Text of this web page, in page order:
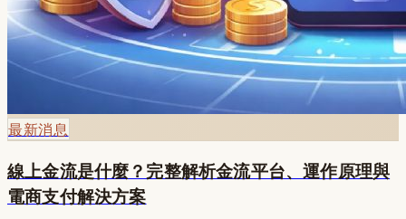
最新消息
線上金流是什麼？完整解析金流平台、運作原理與
電商支付解決方案